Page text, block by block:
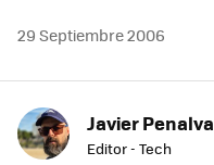
29 Septiembre 2006
Javier Penalva
Editor - Tech